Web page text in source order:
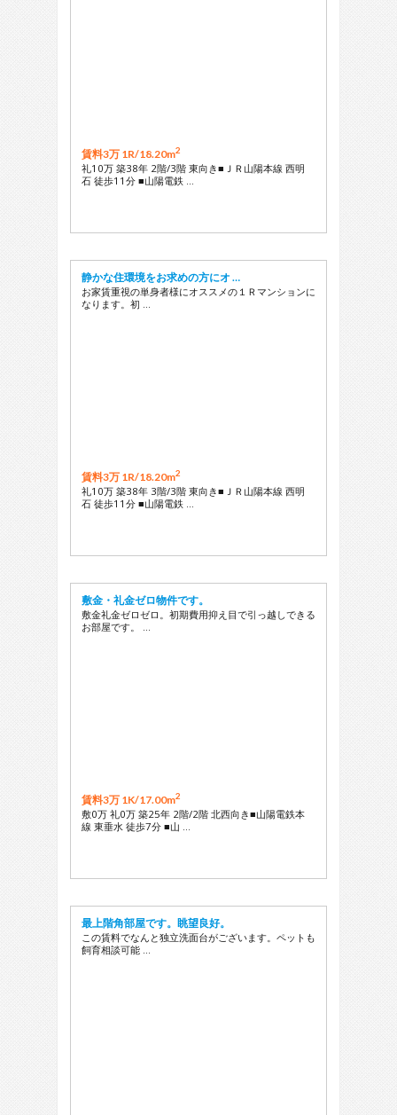
賃料3万 1R/18.20m2
礼10万 築38年 2階/3階 東向き■ＪＲ山陽本線 西明
石 徒歩11分 ■山陽電鉄 …
静かな住環境をお求めの方にオ …
お家賃重視の単身者様にオススメの１Ｒマンションに
なります。初 …
賃料3万 1R/18.20m2
礼10万 築38年 3階/3階 東向き■ＪＲ山陽本線 西明
石 徒歩11分 ■山陽電鉄 …
敷金・礼金ゼロ物件です。
敷金礼金ゼロゼロ。初期費用抑え目で引っ越しできる
お部屋です。 …
賃料3万 1K/17.00m2
敷0万 礼0万 築25年 2階/2階 北西向き■山陽電鉄本
線 東垂水 徒歩7分 ■山 …
最上階角部屋です。眺望良好。
この賃料でなんと独立洗面台がございます。ペットも
飼育相談可能 …